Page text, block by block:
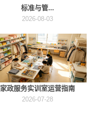
标准与管...
2026-08-03
家政服务实训室运营指南
2026-07-28